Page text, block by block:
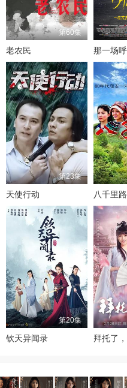
第60集
老农民
第23集
天使行动 八千里路
第20集
钦天异闻录 拜托了
视频总量：